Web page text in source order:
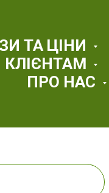
ТА ЦІНИ
КЛІЄНТАМ
ПРО НАС